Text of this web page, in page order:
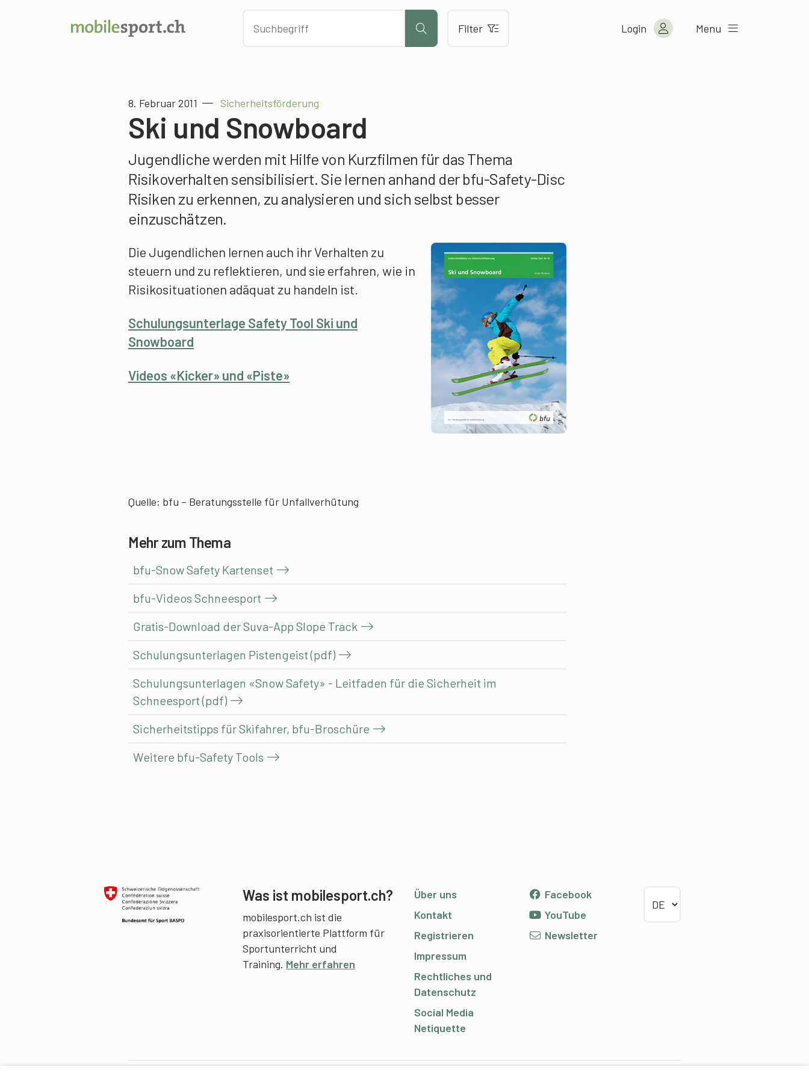
Filter Login Menu
8. Februar 2011 Sicherheitsförderung
Ski und Snowboard
Jugendliche werden mit Hilfe von Kurzfilmen für das Thema
Risikoverhalten sensibilisiert. Sie lernen anhand der bfu-Safety-Disc
Risiken zu erkennen, zu analysieren und sich selbst besser
einzuschätzen.
Die Jugendlichen lernen auch ihr Verhalten zu
steuern und zu reflektieren, und sie erfahren, wie in
Risikosituationen adäquat zu handeln ist.
Schulungsunterlage Safety Tool Ski und
Snowboard
Videos «Kicker» und «Piste»
Quelle: bfu – Beratungsstelle für Unfallverhütung
Mehr zum Thema
bfu-Snow Safety Kartenset
bfu-Videos Schneesport
Gratis-Download der Suva-App Slope Track
Schulungsunterlagen Pistengeist (pdf)
Schulungsunterlagen «Snow Safety» - Leitfaden für die Sicherheit im
Schneesport (pdf)
Sicherheitstipps für Skifahrer, bfu-Broschüre
Weitere bfu-Safety Tools
Was ist mobilesport.ch?
mobilesport.ch ist die
praxisorientierte Plattform für
Sportunterricht und
Training. Mehr erfahren
Über uns
Kontakt
Registrieren
Impressum
Rechtliches und
Datenschutz
Social Media
Netiquette
Facebook
YouTube
Newsletter